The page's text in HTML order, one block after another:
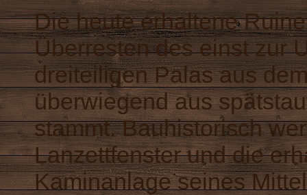
Die heute erhaltene
Überresten des einst zur
dreiteiligen Palas aus
überwiegend aus
stammt. Bauhistorisch
Lanzettfenster und die
Kaminanlage seines